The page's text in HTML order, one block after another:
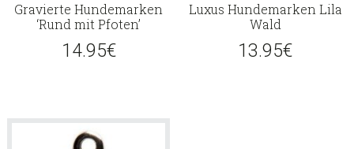
Gravierte Hundemarken
‘Rund mit Pfoten’
14.95€
Luxus Hundemarken Lila
Wald
13.95€